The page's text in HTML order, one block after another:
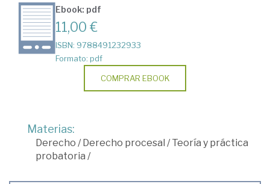
Ebook: pdf
11,00 €
ISBN: 9788491232933
Formato: pdf
COMPRAR EBOOK
Materias:
Derecho /Derecho procesal /Teoría y práctica
probatoria /